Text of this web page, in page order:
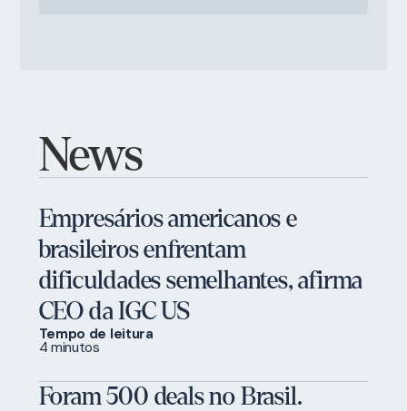
News
Empresários americanos e
brasileiros enfrentam
dificuldades semelhantes, afirma
CEO da IGC US
Tempo de leitura
4 minutos
Foram 500 deals no Brasil.